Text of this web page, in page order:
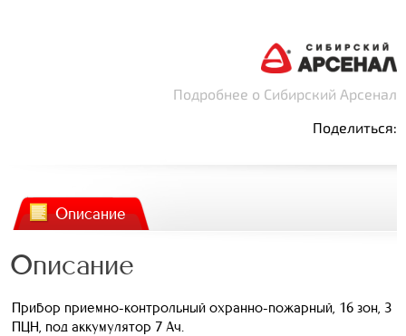
Подробнее о Сибирский Арсенал
Поделиться:
Описание
Описание
Прибор приемно-контрольный охранно-пожарный, 16 зон, 3
ПЦН, под аккумулятор 7 Ач.